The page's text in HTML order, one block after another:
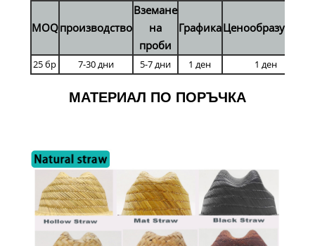
MOQпроизводство
Вземане
на
проби
ГрафикаЦенообразуване
25 бр 7-30 дни 5-7 дни 1 ден 1 ден
МАТЕРИАЛ ПО ПОРЪЧКА